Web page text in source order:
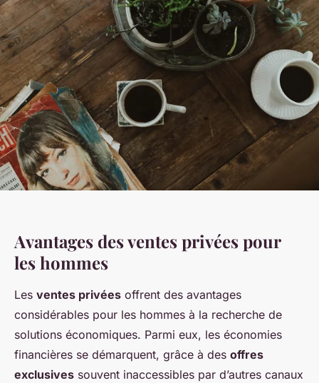
Avantages des ventes privées pour
les hommes
Les ventes privées offrent des avantages
considérables pour les hommes à la recherche de
solutions économiques. Parmi eux, les économies
financières se démarquent, grâce à des offres
exclusives souvent inaccessibles par d’autres canaux